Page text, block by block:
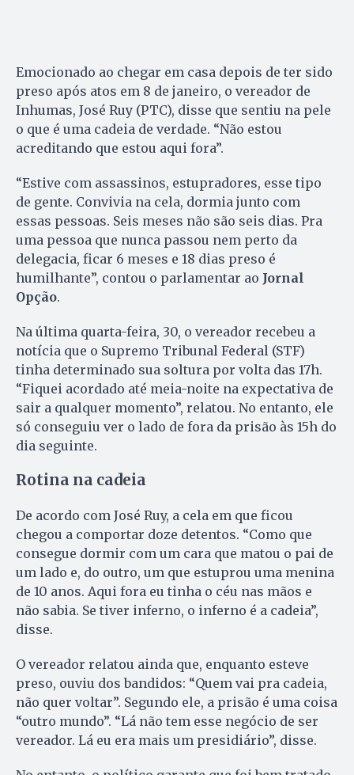
Emocionado ao chegar em casa depois de ter sido
preso após atos em 8 de janeiro, o vereador de
Inhumas, José Ruy (PTC), disse que sentiu na pele
o que é uma cadeia de verdade. “Não estou
acreditando que estou aqui fora”.
“Estive com assassinos, estupradores, esse tipo
de gente. Convivia na cela, dormia junto com
essas pessoas. Seis meses não são seis dias. Pra
uma pessoa que nunca passou nem perto da
delegacia, ficar 6 meses e 18 dias preso é
humilhante”, contou o parlamentar ao Jornal
Opção.
Na última quarta-feira, 30, o vereador recebeu a
notícia que o Supremo Tribunal Federal (STF)
tinha determinado sua soltura por volta das 17h.
“Fiquei acordado até meia-noite na expectativa de
sair a qualquer momento”, relatou. No entanto, ele
só conseguiu ver o lado de fora da prisão às 15h do
dia seguinte.
Rotina na cadeia
De acordo com José Ruy, a cela em que ficou
chegou a comportar doze detentos. “Como que
consegue dormir com um cara que matou o pai de
um lado e, do outro, um que estuprou uma menina
de 10 anos. Aqui fora eu tinha o céu nas mãos e
não sabia. Se tiver inferno, o inferno é a cadeia”,
disse.
O vereador relatou ainda que, enquanto esteve
preso, ouviu dos bandidos: “Quem vai pra cadeia,
não quer voltar”. Segundo ele, a prisão é uma coisa
“outro mundo”. “Lá não tem esse negócio de ser
vereador. Lá eu era mais um presidiário”, disse.